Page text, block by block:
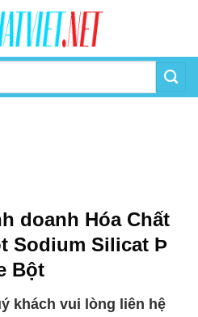
doanh Hóa Chất
Sodium Silicat Þ
Bột
khách vui lòng liên hệ